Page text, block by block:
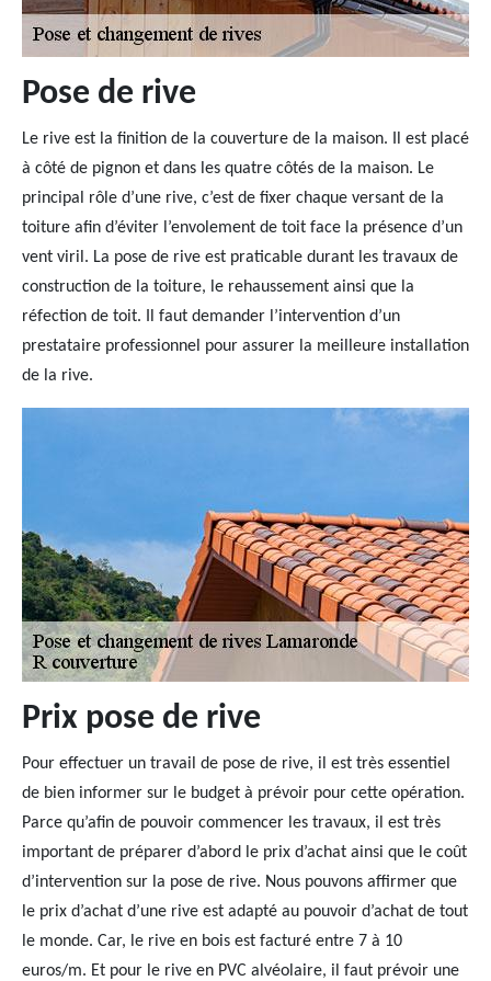
Pose de rive
Le rive est la finition de la couverture de la maison. Il est placé
à côté de pignon et dans les quatre côtés de la maison. Le
principal rôle d’une rive, c’est de fixer chaque versant de la
toiture afin d’éviter l’envolement de toit face la présence d’un
vent viril. La pose de rive est praticable durant les travaux de
construction de la toiture, le rehaussement ainsi que la
réfection de toit. Il faut demander l’intervention d’un
prestataire professionnel pour assurer la meilleure installation
de la rive.
Prix pose de rive
Pour effectuer un travail de pose de rive, il est très essentiel
de bien informer sur le budget à prévoir pour cette opération.
Parce qu’afin de pouvoir commencer les travaux, il est très
important de préparer d’abord le prix d’achat ainsi que le coût
d’intervention sur la pose de rive. Nous pouvons affirmer que
le prix d’achat d’une rive est adapté au pouvoir d’achat de tout
le monde. Car, le rive en bois est facturé entre 7 à 10
euros/m. Et pour le rive en PVC alvéolaire, il faut prévoir une